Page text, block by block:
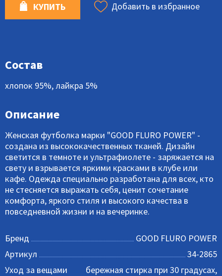
КУПИТЬ Добавить в избранное
Состав
хлопок 95%, лайкра 5%
Описание
Женская футболка марки "GOOD FLURO POWER" -
создана из высококачественных тканей. Дизайн
светится в темноте и ультрафиолете - заряжается на
свету и взрывается яркими красками в клубе или
кафе. Одежда специально разработана для всех, кто
не стесняется выражать себя, ценит сочетание
комфорта, яркого стиля и высокого качества в
повседневной жизни и на вечеринке.
Бренд
GOOD FLURO POWER
Артикул
34-2865
Уход за вещами
бережная стирка при 30 градусах,